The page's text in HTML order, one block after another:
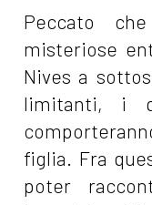
Peccato
misteriose
Nives a
limitanti, i
figlia. Fra
poter